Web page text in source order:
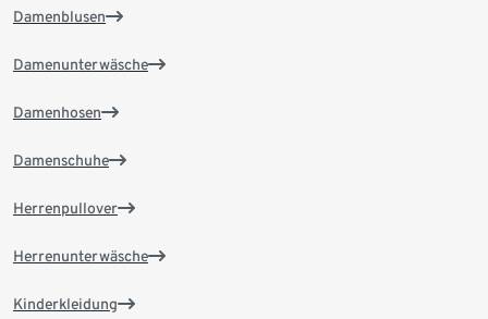
Damenblusen
Damenunterwäsche
Damenhosen
Damenschuhe
Herrenpullover
Herrenunterwäsche
Kinderkleidung